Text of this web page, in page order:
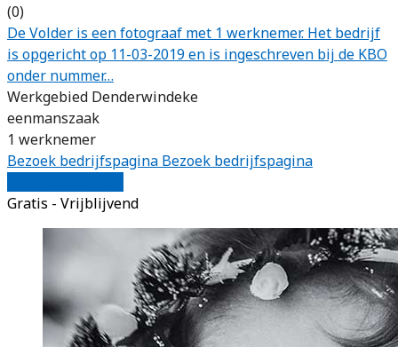
(0)
De Volder is een fotograaf met 1 werknemer. Het bedrijf
is opgericht op 11-03-2019 en is ingeschreven bij de KBO
onder nummer…
Werkgebied Denderwindeke
eenmanszaak
1 werknemer
Bezoek bedrijfspagina Bezoek bedrijfspagina
Gratis - Vrijblijvend